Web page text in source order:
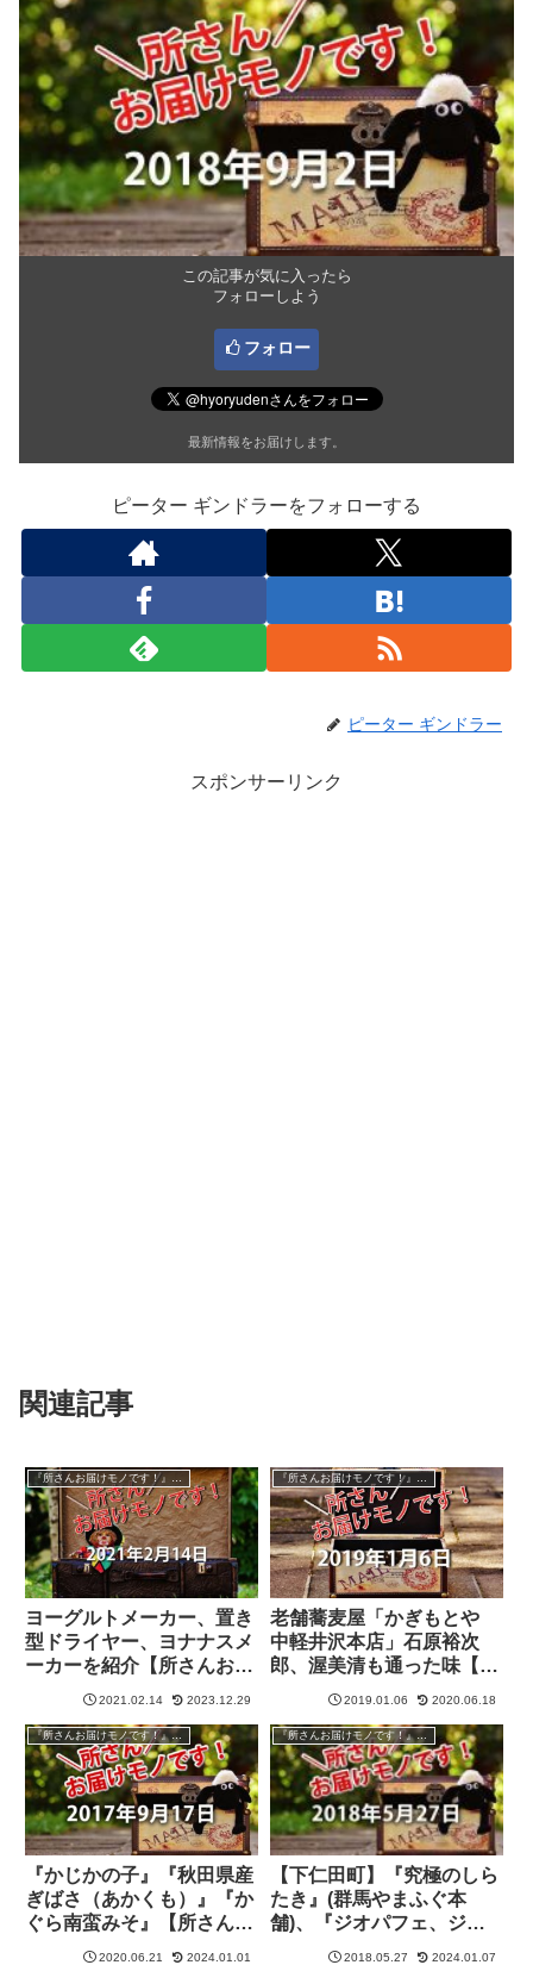
この記事が気に入ったら
フォローしよう
フォロー
最新情報をお届けします。
ピーター ギンドラーをフォローする
ピーター ギンドラー
スポンサーリンク
関連記事
『所さんお届けモノです！』過去の紹介品
ヨーグルトメーカー、置き
型ドライヤー、ヨナナスメ
ーカーを紹介【所さんお届
けモノです！】
2021.02.14 2023.12.29
『所さんお届けモノです！』過去の紹介品
老舗蕎麦屋「かぎもとや
中軽井沢本店」石原裕次
郎、渥美清も通った味【所
さんお届けモノです！】
2019.01.06 2020.06.18
『所さんお届けモノです！』過去の紹介品
『かじかの子』『秋田県産
ぎばさ（あかくも）』『か
ぐら南蛮みそ』【所さんお
届けモノです！】
2020.06.21 2024.01.01
『所さんお届けモノです！』過去の紹介品
【下仁田町】『究極のしら
たき』(群馬やまふぐ本
舗)、『ジオパフェ、ジオ
座布団』(下仁田ジオパー
2018.05.27 2024.01.07